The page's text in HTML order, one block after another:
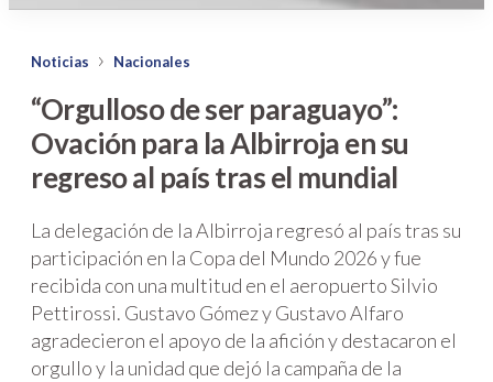
Noticias Nacionales
“Orgulloso de ser paraguayo”:
Ovación para la Albirroja en su
regreso al país tras el mundial
La delegación de la Albirroja regresó al país tras su
participación en la Copa del Mundo 2026 y fue
recibida con una multitud en el aeropuerto Silvio
Pettirossi. Gustavo Gómez y Gustavo Alfaro
agradecieron el apoyo de la afición y destacaron el
orgullo y la unidad que dejó la campaña de la